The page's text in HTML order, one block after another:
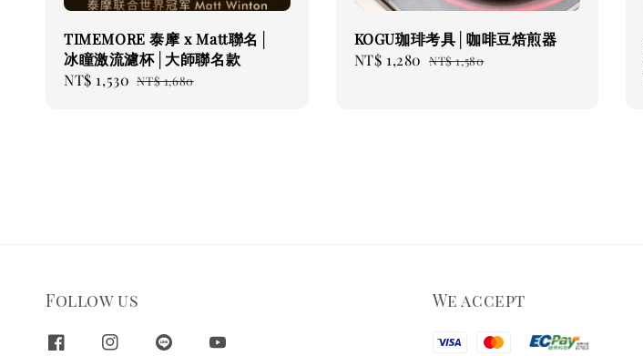
TIMEMORE 泰摩 x Matt聯名│
冰瞳激流濾杯│大師聯名款
Sale
NT$ 1,530 Regular
NT$ 1,680
KOGU珈琲考具│咖啡豆焙煎器
Sale
NT$ 1,280 Regular
NT$ 1,580
Follow us We accept